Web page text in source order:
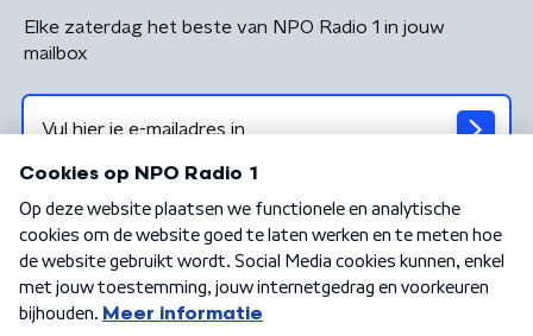
Elke zaterdag het beste van NPO Radio 1 in jouw
mailbox
Algemene voorwaarden